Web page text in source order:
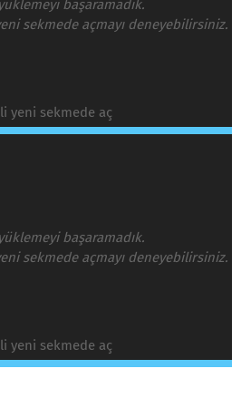
başaramadık.
sekmede açmayı deneyebilirsiniz.
yeni sekmede aç
başaramadık.
sekmede açmayı deneyebilirsiniz.
yeni sekmede aç